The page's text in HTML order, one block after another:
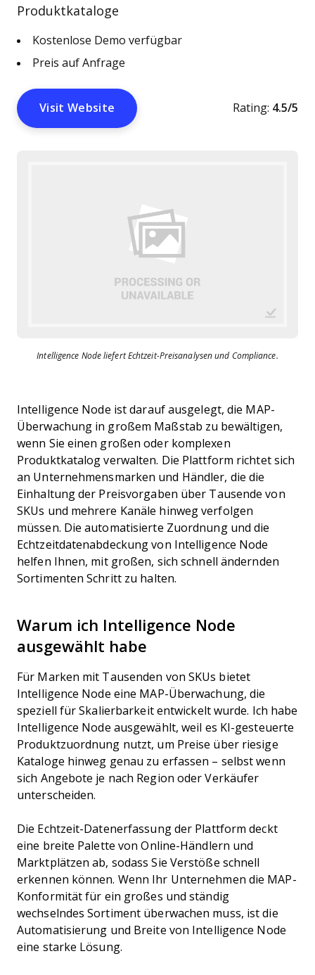
Produktkataloge
Kostenlose Demo verfügbar
Preis auf Anfrage
Visit Website Rating: 4.5/5
Intelligence Node liefert Echtzeit-Preisanalysen und Compliance.
Intelligence Node ist darauf ausgelegt, die MAP-
Überwachung in großem Maßstab zu bewältigen,
wenn Sie einen großen oder komplexen
Produktkatalog verwalten. Die Plattform richtet sich
an Unternehmensmarken und Händler, die die
Einhaltung der Preisvorgaben über Tausende von
SKUs und mehrere Kanäle hinweg verfolgen
müssen. Die automatisierte Zuordnung und die
Echtzeitdatenabdeckung von Intelligence Node
helfen Ihnen, mit großen, sich schnell ändernden
Sortimenten Schritt zu halten.
Warum ich Intelligence Node
ausgewählt habe
Für Marken mit Tausenden von SKUs bietet
Intelligence Node eine MAP-Überwachung, die
speziell für Skalierbarkeit entwickelt wurde. Ich habe
Intelligence Node ausgewählt, weil es KI-gesteuerte
Produktzuordnung nutzt, um Preise über riesige
Kataloge hinweg genau zu erfassen – selbst wenn
sich Angebote je nach Region oder Verkäufer
unterscheiden.
Die Echtzeit-Datenerfassung der Plattform deckt
eine breite Palette von Online-Händlern und
Marktplätzen ab, sodass Sie Verstöße schnell
erkennen können. Wenn Ihr Unternehmen die MAP-
Konformität für ein großes und ständig
wechselndes Sortiment überwachen muss, ist die
Automatisierung und Breite von Intelligence Node
eine starke Lösung.